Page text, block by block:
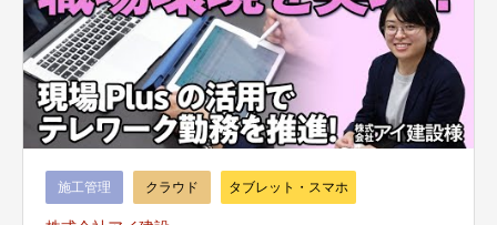
施工管理 クラウド タブレット・スマホ